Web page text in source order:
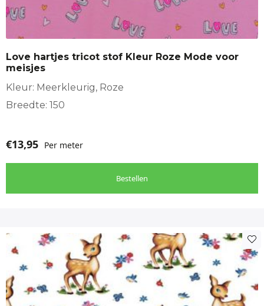
Love hartjes tricot stof Kleur Roze Mode voor
meisjes
Kleur: Meerkleurig, Roze
Breedte: 150
€13,95 Per meter
Bestellen